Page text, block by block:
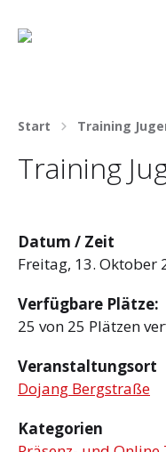
Start Training
Training
Datum / Zeit
Freitag, 13. Oktober
Verfügbare Plätze:
25 von 25 Plätzen
Veranstaltungsort
Dojang Bergstraße
Kategorien